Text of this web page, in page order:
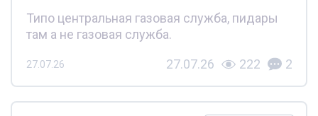
Типо центральная газовая служба, пидары
там а не газовая служба.
27.07.26 27.07.26 222 2